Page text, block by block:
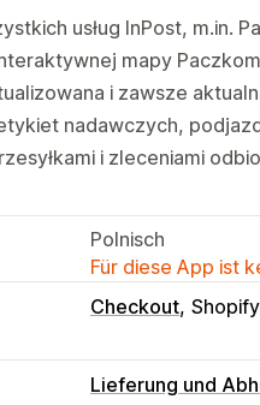
usług InPost, m.in.
mapy
i zawsze
nadawczych,
i zleceniami
Polnisch
Für diese App ist
Checkout
Lieferung und